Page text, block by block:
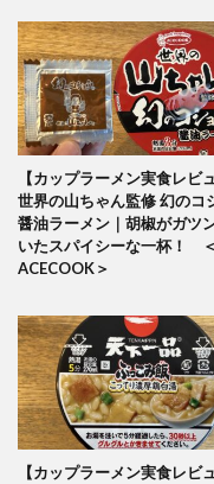
【カップラーメン実食レビュ
世界の山ちゃん監修 幻のコ
醤油ラーメン｜胡椒がガツ
いたスパイシーな一杯！ ＜
ACECOOK＞
【カップラーメン実食レビュ